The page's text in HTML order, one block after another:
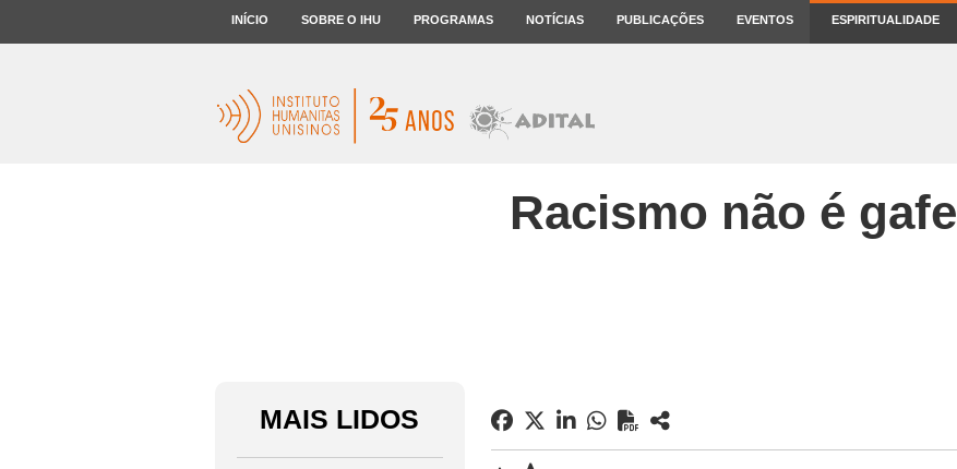
INÍCIO SOBRE O IHU PROGRAMAS NOTÍCIAS PUBLICAÇÕES EVENTOS ESPIRITUALIDADE
Racismo não é gafe
MAIS LIDOS